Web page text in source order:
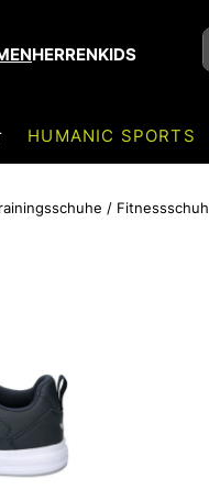
HERRENKIDS
HUMANIC SPORTS
/ Fitnessschuh